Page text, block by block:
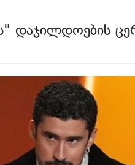
დაჯილდოების